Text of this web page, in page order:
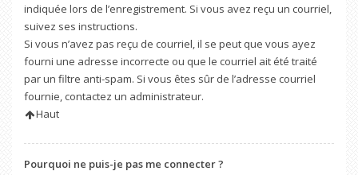
indiquée lors de l’enregistrement. Si vous avez reçu un courriel,
suivez ses instructions.
Si vous n’avez pas reçu de courriel, il se peut que vous ayez
fourni une adresse incorrecte ou que le courriel ait été traité
par un filtre anti-spam. Si vous êtes sûr de l’adresse courriel
fournie, contactez un administrateur.
Haut
Pourquoi ne puis-je pas me connecter ?